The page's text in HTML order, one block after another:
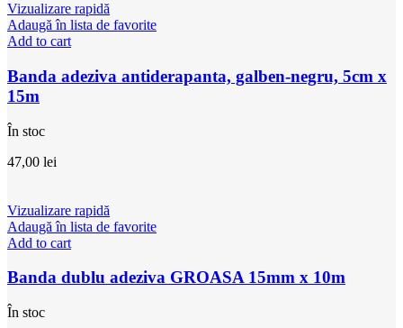
Vizualizare rapidă
Adaugă în lista de favorite
Add to cart
Banda adeziva antiderapanta, galben-negru, 5cm x
15m
În stoc
47,00 lei
Vizualizare rapidă
Adaugă în lista de favorite
Add to cart
Banda dublu adeziva GROASA 15mm x 10m
În stoc